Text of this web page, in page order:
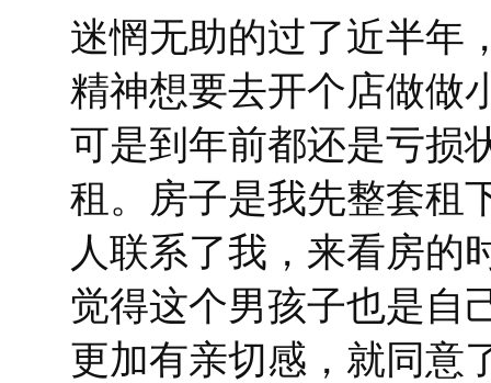
迷惘无助的过了近半年
精神想要去开个店做做
可是到年前都还是亏损
租。房子是我先整套租
人联系了我，来看房的
觉得这个男孩子也是自
更加有亲切感，就同意